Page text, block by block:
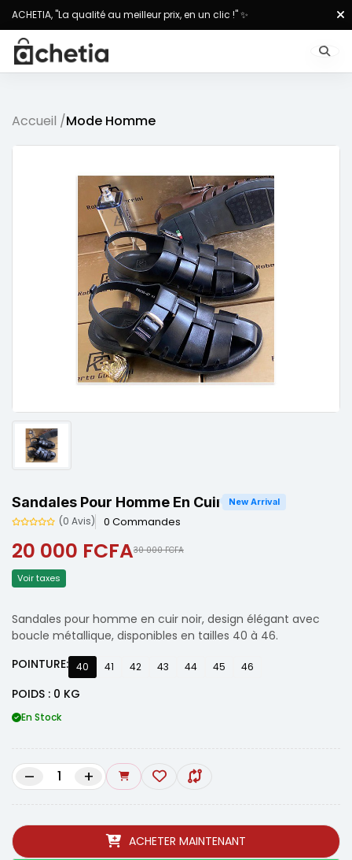
ACHETIA, "La qualité au meilleur prix, en un clic !" ✨
Accueil /Mode Homme
Sandales Pour Homme En Cuir New Arrival
(0 Avis) 0 Commandes
20 000 FCFA30 000 FCFA
Voir taxes
Sandales pour homme en cuir noir, design élégant avec
boucle métallique, disponibles en tailles 40 à 46.
POINTURE: 40 41 42 43 44 45 46
POIDS : 0 KG
En Stock
– +
ACHETER MAINTENANT